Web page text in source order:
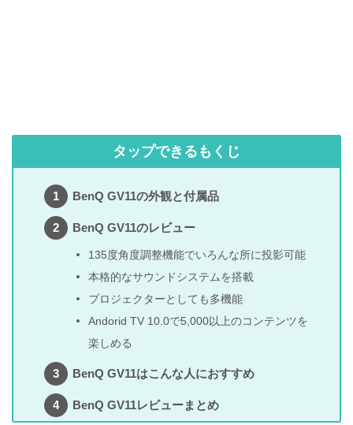
タップできるもくじ
BenQ GV11の外観と付属品
BenQ GV11のレビュー
135度角度調整機能でいろんな所に投影可能
本格的なサウンドシステムを搭載
プロジェクターとしても多機能
Andorid TV 10.0で5,000以上のコンテンツを
楽しめる
BenQ GV11はこんな人におすすめ
BenQ GV11レビューまとめ